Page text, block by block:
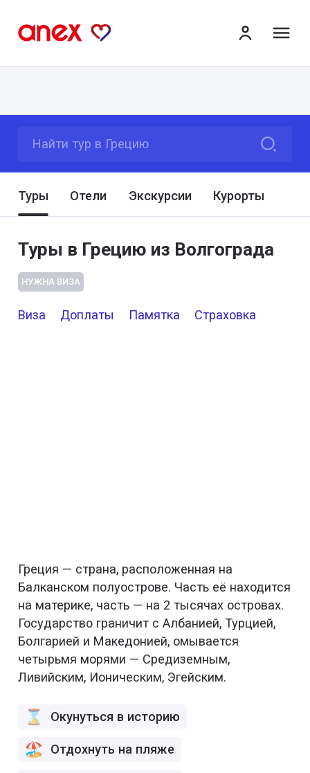
Найти тур в Грецию
Туры Отели Экскурсии Курорты
Туры в Грецию из Волгограда
НУЖНА ВИЗА
Виза Доплаты Памятка Страховка
Греция — страна, расположенная на
Балканском полуострове. Часть её находится
на материке, часть — на 2 тысячах островах.
Государство граничит с Албанией, Турцией,
Болгарией и Македонией, омывается
четырьмя морями — Средиземным,
Ливийским, Ионическим, Эгейским.
Окунуться в историю
Отдохнуть на пляже